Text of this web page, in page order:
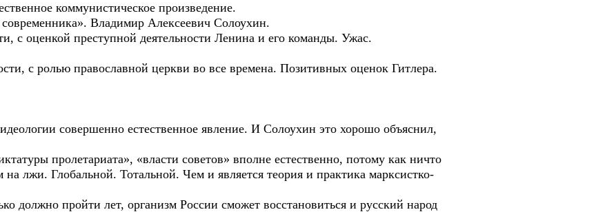
коммунистическое произведение.
Владимир Алексеевич Солоухин.
с оценкой преступной деятельности Ленина и его команды. Ужас.
с ролью православной церкви во все времена. Позитивных оценок Гитлера.
совершенно естественное явление. И Солоухин это хорошо объяснил,
пролетариата», «власти советов» вполне естественно, потому как ничто
лжи. Глобальной. Тотальной. Чем и является теория и практика марксистко-
должно пройти лет, организм России сможет восстановиться и русский народ